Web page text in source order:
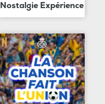
Nostalgie Expérience